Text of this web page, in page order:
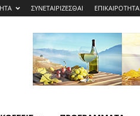
ΣΥΝΕΤΑΙΡΙΖΕΣΘΑΙ ΕΠΙΚΑΙΡΟΤΗΤΑ